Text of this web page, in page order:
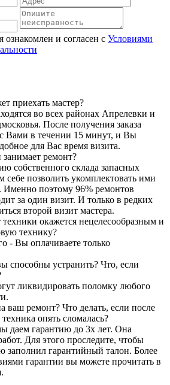
и согласен с Условиями
приехать мастер?
во всех районах Апрелевки и
После получения заказа
с Вами в течении 15 минут, и Вы
для Вас время визита.
ремонт?
собственного склада запасных
позволить укомплектовать ими
Именно поэтому 96% ремонтов
за один визит. И только в редких
второй визит мастера.
окажется нецелесообразным и
технику?
- Вы оплачиваете только
способны устранить? Что, если
ликвидировать поломку любого
ваш ремонт? Что делать, если после
опять сломалась?
даем гарантию до 3х лет. Она
Для этого проследите, чтобы
заполнил гарантийный талон. Более
гарантии вы можете прочитать в